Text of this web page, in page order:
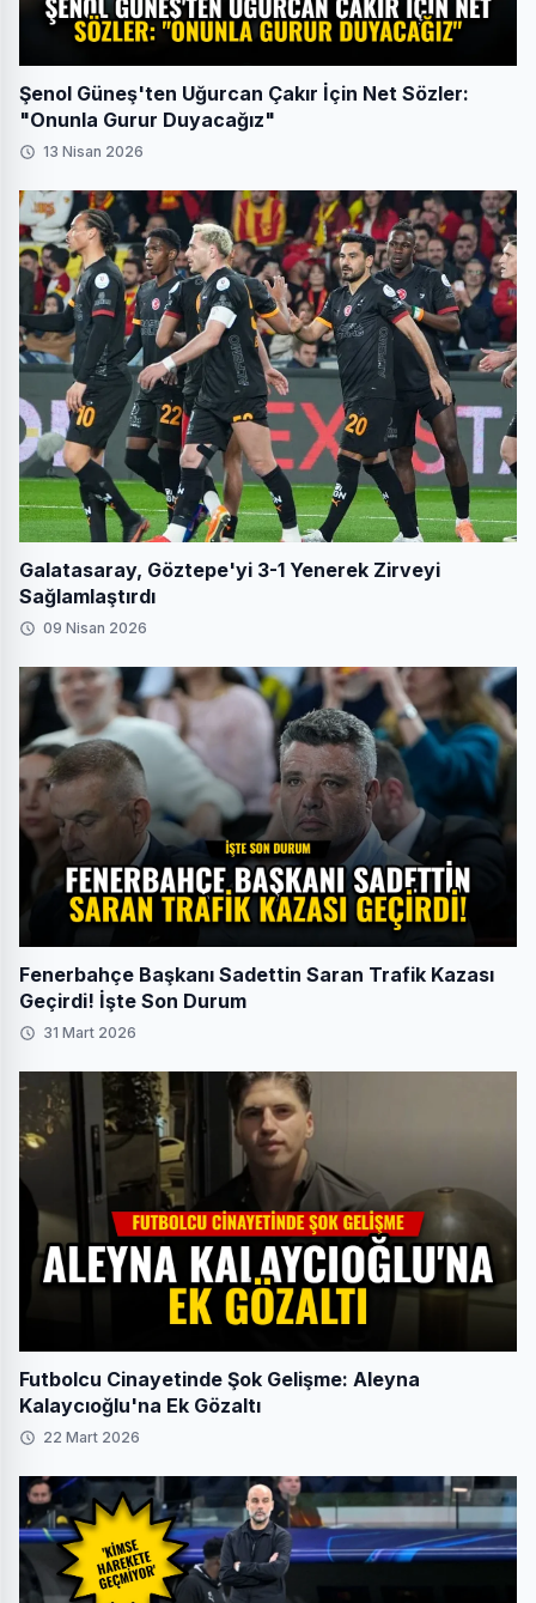
Şenol Güneş'ten Uğurcan Çakır İçin Net Sözler:
"Onunla Gurur Duyacağız"
13 Nisan 2026
Galatasaray, Göztepe'yi 3-1 Yenerek Zirveyi
Sağlamlaştırdı
09 Nisan 2026
Fenerbahçe Başkanı Sadettin Saran Trafik Kazası
Geçirdi! İşte Son Durum
31 Mart 2026
Futbolcu Cinayetinde Şok Gelişme: Aleyna
Kalaycıoğlu'na Ek Gözaltı
22 Mart 2026